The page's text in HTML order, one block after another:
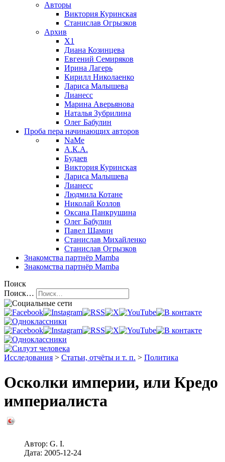
Авторы
Виктория Куринская
Станислав Огрызков
Архив
X1
Диана Козинцева
Евгений Семиряков
Ирина Лагерь
Кирилл Николаенко
Лариса Малышева
Лианесс
Марина Аверьянова
Наталья Зубрилина
Олег Бабулин
Проба пера начинающих авторов
NaMe
А.К.А.
Будаев
Виктория Куринская
Лариса Малышева
Лианесс
Людмила Котане
Николай Козлов
Оксана Панкрушина
Олег Бабулин
Павел Шамин
Станислав Михайленко
Станислав Огрызков
Знакомства партнёр Mamba
Знакомства партнёр Mamba
Поиск
Поиск…
Исследования > Статьи, отчёты и т. п. > Политика
Осколки империи, или Кредо
империалиста
Автор: G. I.
Дата: 2005-12-24